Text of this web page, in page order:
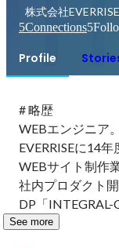
株式会社EVERRISE
5Connections5
Profile
# 略歴
WEBエンジニア。
EVERRISEに14年
WEBサイト制作
社内プロダクト
DP「INTEGRAL-
See more